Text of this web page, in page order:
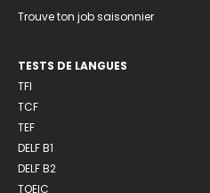
Trouve ton job saisonnier
TESTS DE LANGUES
TFI
TCF
TEF
DELF B1
DELF B2
TOEIC